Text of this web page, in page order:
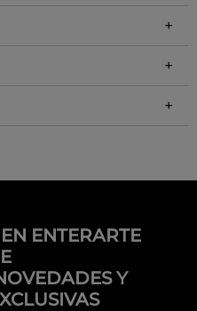
+
+
+
ENTERARTE
Y